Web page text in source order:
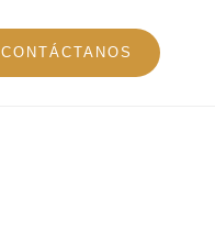
CONTÁCTANOS